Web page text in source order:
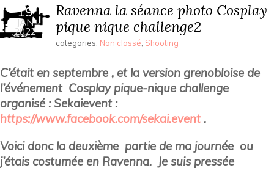
19
JAN
2022
Ravenna la séance photo Cosplay
pique nique challenge2
categories: Non classé Shooting
C’était en septembre , et la version grenobloise de
l’événement Cosplay pique-nique challenge
organisé : Sekaievent :
https://www.facebook.com/sekai.event.
Voici donc la deuxième partie de ma journée ou
j’étais costumée en Ravenna. Je suis pressée